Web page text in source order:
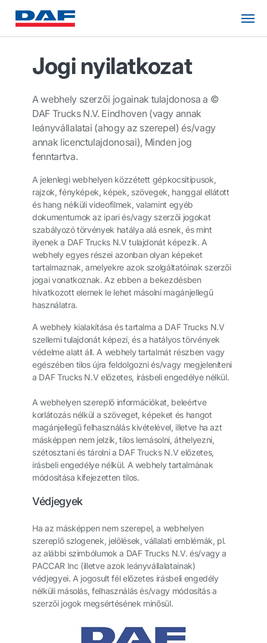
Jogi nyilatkozat
A webhely szerzői jogainak tulajdonosa a ©
DAF Trucks N.V. Eindhoven (vagy annak
leányvállalatai (ahogy az szerepel) és/vagy
annak licenctulajdonosai), Minden jog
fenntartva.
A jelenlegi webhelyen közzétett gépkocsitípusok,
rajzok, fényképek, képek, szövegek, hanggal ellátott
és hang nélküli videofilmek, valamint egyéb
dokumentumok az ipari és/vagy szerzői jogokat
szabályozó törvények hatálya alá esnek, és mint
ilyenek a DAF Trucks N.V tulajdonát képezik. A
webhely egyes részei azonban olyan képeket
tartalmaznak, amelyekre azok szolgáltatóinak szerzői
jogai vonatkoznak. Az ebben a bekezdésben
hivatkozott elemek le lehet másolni magánjellegű
használatra.
A webhely kialakítása és tartalma a DAF Trucks N.V
szellemi tulajdonát képezi, és a hatályos törvények
védelme alatt áll. A webhely tartalmát részben vagy
egészében tilos újra feldolgozni és/vagy megjeleníteni
a DAF Trucks N.V előzetes, írásbeli engedélye nélkül.
A webhelyen szereplő információkat, beleértve
korlátozás nélkül a szöveget, képeket és hangot
magánjellegű felhasználás kivételével, illetve ha azt
másképpen nem jelzik, tilos lemásolni, áthelyezni,
szétosztani és tárolni a DAF Trucks N.V előzetes,
írásbeli engedélye nélkül. A webhely tartalmának
módosítása kifejezetten tilos.
Védjegyek
Ha az másképpen nem szerepel, a webhelyen
szereplő szlogenek, jelölések, vállalati emblémák, pl.
az alábbi szimbólumok a DAF Trucks N.V. és/vagy a
PACCAR Inc (illetve azok leányvállalatainak)
védjegyei. A jogosult fél előzetes írásbeli engedély
nélküli másolás, felhasználás és/vagy módosítás a
szerzői jogok megsértésének minősül.